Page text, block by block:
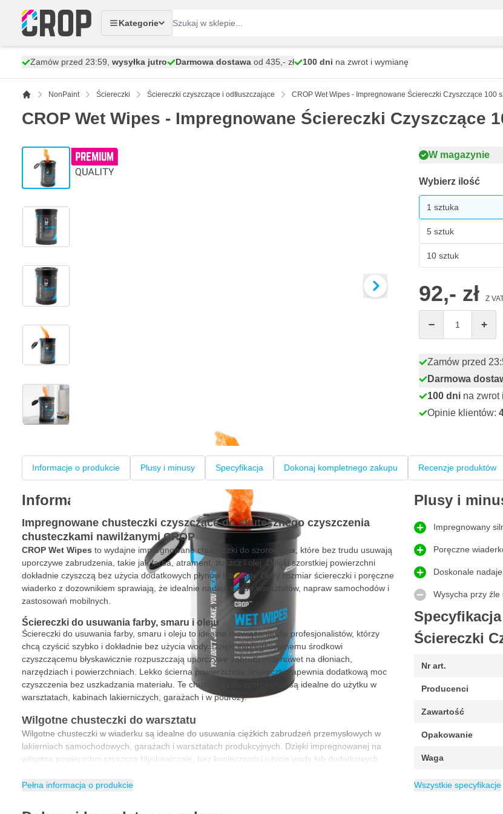
Kategorie
Zamów przed 23:59, wysyłka jutro Darmowa dostawa od 435,- zł 100 dni na zwrot i wymianę
NonPaint Ściereczki Ściereczki czyszczące i odtłuszczające CROP Wet Wipes - Impregnowane Ściereczki Czyszczące 100
CROP Wet Wipes - Impregnowane Ściereczki Czyszczące
View larger image
View larger image
View larger image
View larger image
View larger image
W magazynie
Wybierz ilość
1 sztuka
5 sztuk
10 sztuk
92,- zł Z
Zamów przed
Darmowa
100 dni na zwrot
Opinie klientów:
Informacje o produkcie Plusy i minusy Specyfikacja Dokonaj kompletnego zakupu Recenzje produktów
Informacje o produkcie
Impregnowane chusteczki czyszczące do skutecznego czyszczenia
chusteczkami nawilżanymi CROP
CROP Wet Wipes to wydajne impregnowane chusteczki do szorowania, które bez trudu usuwają
uporczywe zabrudzenia, takie jak farba, atrament, tłuszcz i olej. Dzięki szorstkiej powierzchni
dokładnie czyszczą bez użycia dodatkowych płynów lub wody. Duży rozmiar ściereczki i poręczne
wiaderko z dozownikiem sprawiają, że idealnie nadają się do warsztatów, napraw samochodów i
zastosowań mobilnych.
Ściereczki do usuwania farby, smaru i oleju
Ściereczki do usuwania farby, smaru i oleju to idealne rozwiązanie dla profesjonalistów, którzy
chcą czyścić szybko i dokładnie bez użycia wody. Dzięki impregnowanemu środkowi
czyszczącemu błyskawicznie rozpuszczają uporczywe zabrudzenia nawet na dłoniach,
narzędziach i powierzchniach. Lekko ścierna powierzchnia ściereczki zapewnia dodatkową moc
czyszczenia bez uszkadzania materiału. Te chusteczki do szorowania są idealne do użytku w
warsztatach, kabinach lakierniczych, garażach i w podróży.
Wilgotne chusteczki do warsztatu
Wilgotne chusteczki w wiaderku są idealne do usuwania ciężkich zabrudzeń przemysłowych w
lakierniach samochodowych, garażach i warsztatach produkcyjnych. Dzięki impregnowanej na
wilgotno powierzchni czyszczą błyskawicznie, bez konieczności użycia wody lub dodatkowych
takich jak naprawy mobilne lub linie przemysłowe. Bez wysiłku usuwają farbę, olej, smar i inne
Pełna informacja o produkcie
Plusy i
Impregnowany
Poręczne
Doskonale
Wysycha przy źle
Ściereczki
Nr art.
Producenci
Zawartość
Opakowanie
Waga
Długość 26 cm
Szerokość 27 cm
EAN
Kategoria
Wszystkie specyfikacje